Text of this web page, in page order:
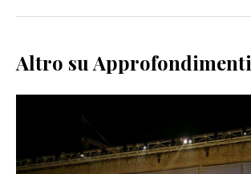
Altro su Approfondimenti